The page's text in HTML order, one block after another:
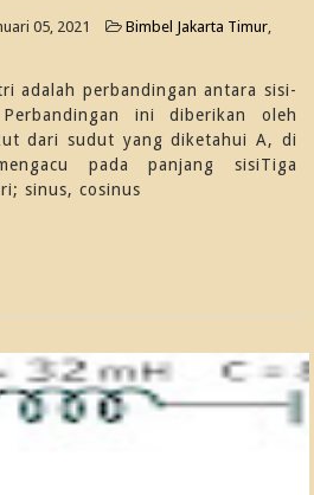
05, 2021 Bimbel Jakarta Timur,
adalah perbandingan antara sisi-
ini diberikan oleh
dari sudut yang diketahui A, di
pada panjang sisiTiga
sinus, cosinus